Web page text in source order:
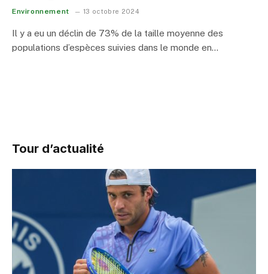
Environnement 13 octobre 2024
Il y a eu un déclin de 73% de la taille moyenne des
populations d’espèces suivies dans le monde en…
Tour d’actualité